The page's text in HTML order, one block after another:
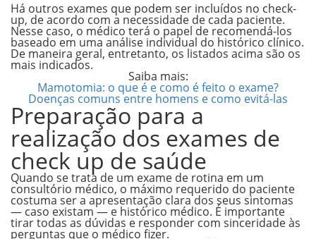
Há outros exames que podem ser incluídos no check-
up, de acordo com a necessidade de cada paciente.
Nesse caso, o médico terá o papel de recomendá-los
baseado em uma análise individual do histórico clínico.
De maneira geral, entretanto, os listados acima são os
mais indicados.
Saiba mais:
Mamotomia: o que é e como é feito o exame?
Doenças comuns entre homens e como evitá-las
Preparação para a
realização dos exames de
check up de saúde
Quando se trata de um exame de rotina em um
consultório médico, o máximo requerido do paciente
costuma ser a apresentação clara dos seus sintomas
— caso existam — e histórico médico. É importante
tirar todas as dúvidas e responder com sinceridade às
perguntas que o médico fizer.